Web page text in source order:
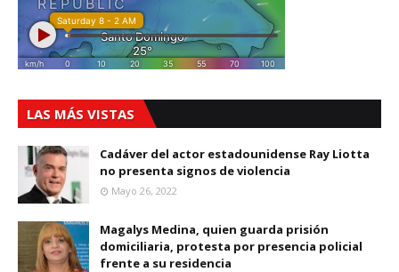
LAS MÁS VISTAS
Cadáver del actor estadounidense Ray Liotta
no presenta signos de violencia
Mayo 26, 2022
Magalys Medina, quien guarda prisión
domiciliaria, protesta por presencia policial
frente a su residencia